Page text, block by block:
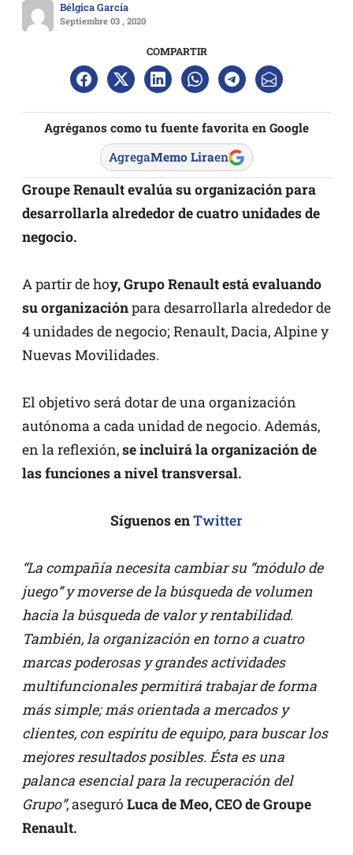
Bélgica García
Septiembre 03 , 2020
COMPARTIR
Agréganos como tu fuente favorita en Google
AgregaMemo Liraen
Groupe Renault evalúa su organización para
desarrollarla alrededor de cuatro unidades de
negocio.
A partir de hoy, Grupo Renault está evaluando
su organizaciónpara desarrollarla alrededor de
4 unidades de negocio; Renault, Dacia, Alpine y
Nuevas Movilidades.
El objetivo será dotar de una organización
autónoma a cada unidad de negocio. Además,
en la reflexión,se incluirá la organización de
las funciones a nivel transversal.
Síguenos enTwitter
“La compañía necesita cambiar su “módulo de
juego” y moverse de la búsqueda de volumen
hacia la búsqueda de valor y rentabilidad.
También, la organización en torno a cuatro
marcas poderosas y grandes actividades
multifuncionales permitirá trabajar de forma
más simple; más orientada a mercados y
clientes, con espíritu de equipo, para buscar los
mejores resultados posibles. Ésta es una
palanca esencial para la recuperación del
Grupo”, aseguró Luca de Meo, CEO de Groupe
Renault.